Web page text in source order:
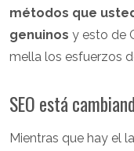
métodos que
genuinos y esto de
mella los esfuerzos
SEO está
Mientras que hay el